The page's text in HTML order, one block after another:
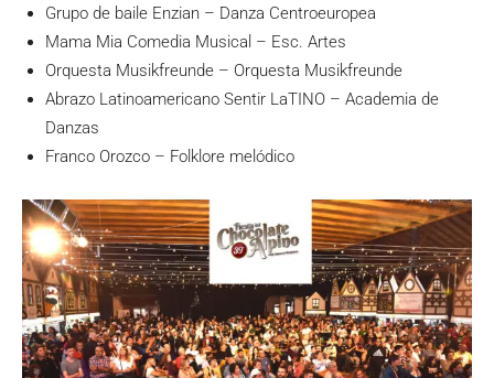
Grupo de baile Enzian – Danza Centroeuropea
Mama Mia Comedia Musical – Esc. Artes
Orquesta Musikfreunde – Orquesta Musikfreunde
Abrazo Latinoamericano Sentir LaTINO – Academia de
Danzas
Franco Orozco – Folklore melódico